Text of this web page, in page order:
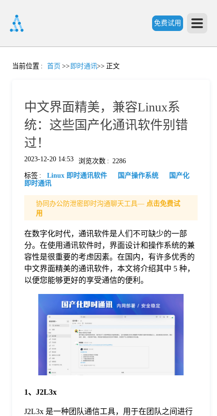
免费试用
首
价
格
当前位置 : 首页 >> 即时通讯>> 正文
中文界面精美，兼容Linux系
统：这些国产化通讯软件别错
过！
2023-12-20 14:53 浏览次数 : 2286
标签 : Linux 即时通讯软件 国产操作系统
国产化
即时通讯
协同办公防泄密即时沟通聊天工具— 点击免费试
用
在数字化时代，通讯软件是人们不可缺少的一部
分。在使用通讯软件时，界面设计和操作系统的兼
容性是很重要的考虑因素。在国内，有许多优秀的
中文界面精美的通讯软件，本文将介绍其中 5 种，
以便您能够更好的享受通信的便利。
1、J2L3x
J2L3x 是一种团队通信工具，用于在团队之间进行